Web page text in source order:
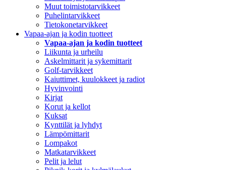
Muut toimistotarvikkeet
Puhelintarvikkeet
Tietokonetarvikkeet
Vapaa-ajan ja kodin tuotteet
Vapaa-ajan ja kodin tuotteet
Liikunta ja urheilu
Askelmittarit ja sykemittarit
Golf-tarvikkeet
Kaiuttimet, kuulokkeet ja radiot
Hyvinvointi
Kirjat
Korut ja kellot
Kuksat
Kynttilät ja lyhdyt
Lämpömittarit
Lompakot
Matkatarvikkeet
Pelit ja lelut